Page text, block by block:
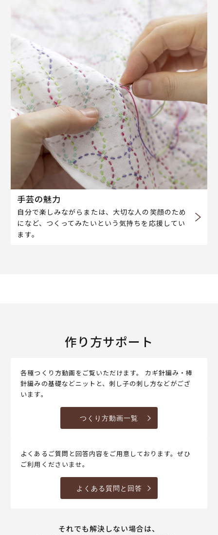
手芸の魅力
自分で楽しみながらまたは、大切な人の笑顔のため
になど、つくってみたいという気持ちを応援してい
ます。
作り方サポート
各種つくり方動画をご覧いただけます。 カギ針編み・棒
針編みの基礎などニットと、刺し子の刺し方などがござ
います。
つくり方動画一覧
よくあるご質問と回答内容をご用意しております。ぜひ
ご利用くださいませ。
よくある質問と回答
それでも解決しない場合は、